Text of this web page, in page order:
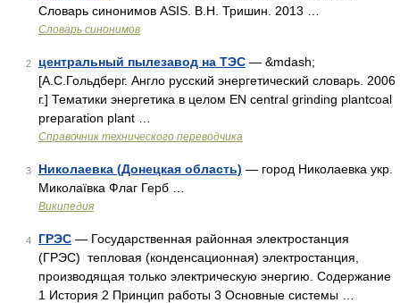
Словарь синонимов ASIS. В.Н. Тришин. 2013 …
Словарь синонимов
2 центральный пылезавод на ТЭС — &mdash;
[А.С.Гольдберг. Англо русский энергетический словарь. 2006
г.] Тематики энергетика в целом EN central grinding plantcoal
preparation plant …
Справочник технического переводчика
3 Николаевка (Донецкая область) — город Николаевка укр.
Миколаївка Флаг Герб …
Википедия
4 ГРЭС — Государственная районная электростанция
(ГРЭС) тепловая (конденсационная) электростанция,
производящая только электрическую энергию. Содержание
1 История 2 Принцип работы 3 Основные системы …